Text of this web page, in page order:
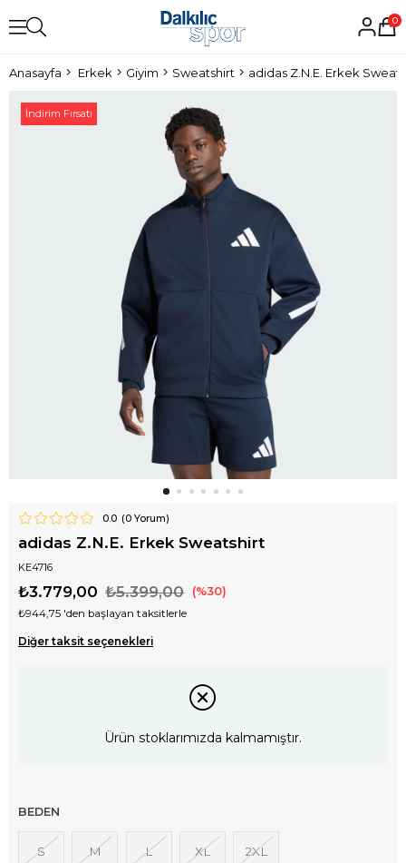
0
Anasayfa Erkek Giyim Sweatshirt adidas Z.N.E. Erkek
İndirim Fırsatı
0.0 (0Yorum)
adidas Z.N.E. Erkek Sweatshirt
KE4716
₺5.399,00
₺3.779,00 30
₺944,75 'den başlayan taksitlerle
Diğer taksit seçenekleri
Ürün stoklarımızda kalmamıştır.
BEDEN
S M L XL 2XL